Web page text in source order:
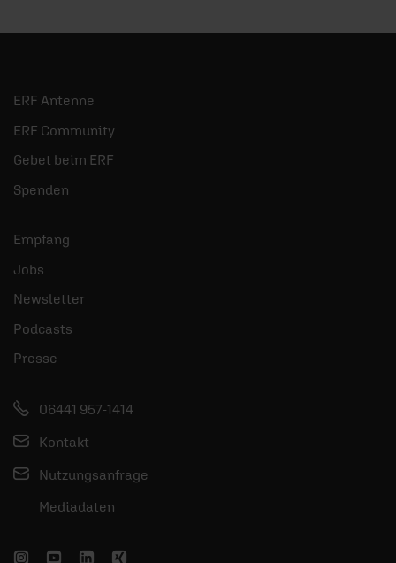
ERF Antenne
ERF Community
Gebet beim ERF
Spenden
Empfang
Jobs
Newsletter
Podcasts
Presse
06441 957-1414
Kontakt
Nutzungsanfrage
Mediadaten